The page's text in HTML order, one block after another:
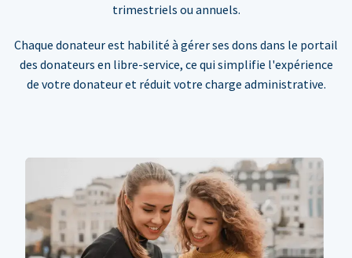
trimestriels ou annuels.
Chaque donateur est habilité à gérer ses dons dans le portail
des donateurs en libre-service, ce qui simplifie l'expérience
de votre donateur et réduit votre charge administrative.